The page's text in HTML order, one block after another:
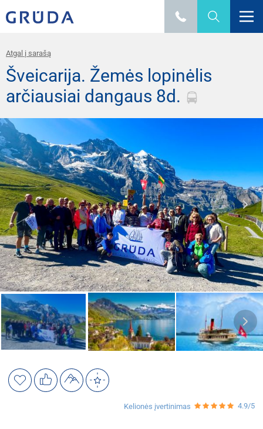
Atgal į sarašą
Šveicarija. Žemės lopinėlis
arčiausiai dangaus 8d.
Kelionės įvertinimas 4.9/5